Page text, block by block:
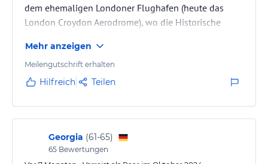
dem ehemaligen Londoner Flughafen (heute das
London Croydon Aerodrome), wo die Historische
Mehr anzeigen
Meilengutschrift erhalten
Hilfreich Teilen
Georgia (61-65)
65 Bewertungen